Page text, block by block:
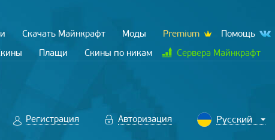
Скачать Майнкрафт Моды Premium
Помощь
Плащи Скины по никам Сервера Майнкрафт
Регистрация Авторизация